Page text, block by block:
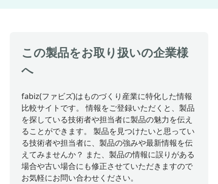
この製品をお取り扱いの企業様
へ
fabiz(ファビズ)はものづくり産業に特化した情報
比較サイトです。 情報をご登録いただくと、製品
を探している技術者や担当者に製品の魅力を伝え
ることができます。 製品を見つけたいと思ってい
る技術者や担当者に、製品の強みや最新情報を伝
えてみませんか？ また、製品の情報に誤りがある
場合や古い場合にも修正させていただきますので
お気軽にお問い合わせください。